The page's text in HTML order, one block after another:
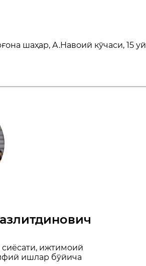
шаҳар, А.Навоий кўчаси, 15 уй
ижтимоий
ишлар бўйича